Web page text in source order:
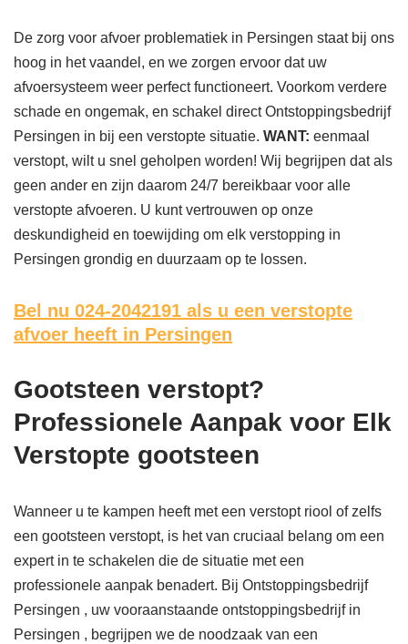
De zorg voor afvoer problematiek in Persingen staat bij ons
hoog in het vaandel, en we zorgen ervoor dat uw
afvoersysteem weer perfect functioneert. Voorkom verdere
schade en ongemak, en schakel direct Ontstoppingsbedrijf
Persingen in bij een verstopte situatie. WANT: eenmaal
verstopt, wilt u snel geholpen worden! Wij begrijpen dat als
geen ander en zijn daarom 24/7 bereikbaar voor alle
verstopte afvoeren. U kunt vertrouwen op onze
deskundigheid en toewijding om elk verstopping in
Persingen grondig en duurzaam op te lossen.
Bel nu 024-2042191 als u een verstopte
afvoer heeft in Persingen
Gootsteen verstopt?
Professionele Aanpak voor Elk
Verstopte gootsteen
Wanneer u te kampen heeft met een verstopt riool of zelfs
een gootsteen verstopt, is het van cruciaal belang om een
expert in te schakelen die de situatie met een
professionele aanpak benadert. Bij Ontstoppingsbedrijf
Persingen , uw vooraanstaande ontstoppingsbedrijf in
Persingen , begrijpen we de noodzaak van een